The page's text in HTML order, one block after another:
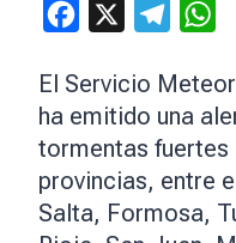
Facebook
El Servicio
ha emitido una
tormentas fuertes
provincias, entre
Salta, Formosa,